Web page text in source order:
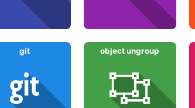
git object ungroup